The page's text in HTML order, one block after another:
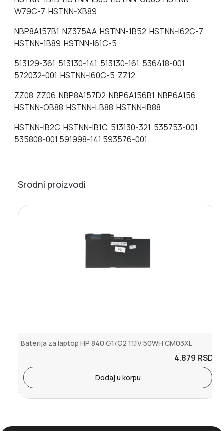
W79C-7 HSTNN-XB89
NBP8A157B1 NZ375AA HSTNN-1B52 HSTNN-I62C-7
HSTNN-1B89 HSTNN-I61C-5
513129-361 513130-141 513130-161 536418-001
572032-001 HSTNN-I60C-5 ZZ12
ZZ08 ZZ06 NBP8A157D2 NBP6A156B1 NBP6A156
HSTNN-OB88 HSTNN-LB88 HSTNN-IB88
HSTNN-IB2C HSTNN-IB1C 513130-321 535753-001
535808-001 591998-141 593576-001
Srodni proizvodi
Baterija za laptop HP 840 G1/G2 11.1V 50WH CM03XL
4.879 RSD.
Dodaj u korpu